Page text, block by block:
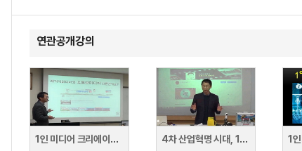
연관공개강의
1인 미디어 크리에이터 이해와 유튜브 채널 만들기 (가톨릭관동대학교)
4차 산업혁명 시대, 1인 미디어크리에이터와 3D 프린팅(경기꿈의대학)